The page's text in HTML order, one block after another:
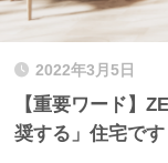
2022年3月5日
【重要ワード】
奨する」住宅です